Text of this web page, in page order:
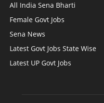
All India Sena Bharti
Female Govt Jobs
Sena News
Latest Govt Jobs State Wise
Latest UP Govt Jobs